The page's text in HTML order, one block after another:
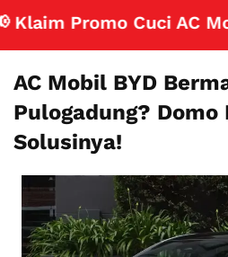
Promo Cuci AC
AC Mobil BYD
Pulogadung? Domo
Solusinya!